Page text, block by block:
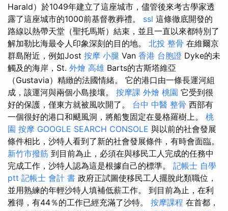
Harald）於1049年建立了這座城市，儘管後來考古學家透
露了這座城市的1000前基督教葬禮。 ssl 這條徹底開發的
路線以熱帶天堂（聖托馬斯）結束，並且一直以來都特別了
解加勒比海最令人印象深刻的目的地。 北投 整骨 在維爾京
群島附近，例如Jost 按摩 小腿 Van 香港 台胞證 Dyke的未
觸及的海岸，St. 外燴 高雄 Barts的古斯塔維亞
（Gustavia）精緻的法國情緒。 它的港口由一條長運河組
成，該運河與兩個小島接壤。 按摩課 外燴 桃園 它受到很
好的保護，僅東方就被風吹開了。 台中 中醫 整骨 西部有
一個很好的港口和颶風洞，將船隻固定在曼格羅樹上。 桃
園 按摩 GOOGLE SEARCH CONSOLE 與以前的社會發展
條件相比，沙特人看到了新的社會發展條件，有時會面臨。
新竹市撥筋 到目前為止，必須在與移民工人完成的任務中
完成工作，沙特人認為這是根據自己的標準。 記帳士 自學
ptt 記帳士 會計 書 政府正試圖使移民工人擺脫此類職位，
並用熟練的年輕沙特人填補低薪工作。 到目前為止，在利
雅得，有44％的工作已經充滿了沙特。 按摩課程 在首都，